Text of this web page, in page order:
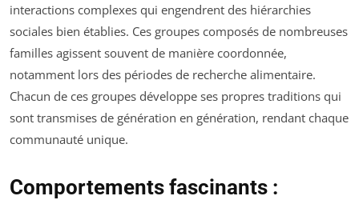
interactions complexes qui engendrent des hiérarchies
sociales bien établies. Ces groupes composés de nombreuses
familles agissent souvent de manière coordonnée,
notamment lors des périodes de recherche alimentaire.
Chacun de ces groupes développe ses propres traditions qui
sont transmises de génération en génération, rendant chaque
communauté unique.
Comportements fascinants :